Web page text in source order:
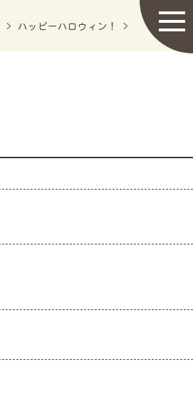
> ハッピーハロウィン！
>